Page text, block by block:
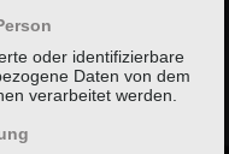
oder identifizierbare
Daten von dem
verarbeitet werden.